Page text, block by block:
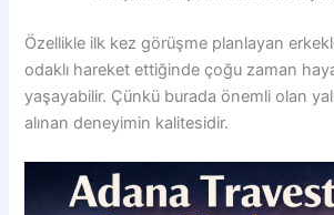
Özellikle ilk kez görüşme planlayan
odaklı hareket ettiğinde çoğu zaman hayal
yaşayabilir. Çünkü burada önemli olan
alınan deneyimin kalitesidir.